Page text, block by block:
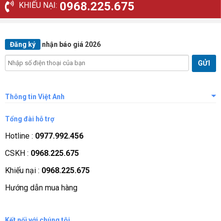
KHIẾU NẠI: 0968.225.675
Đăng ký nhận báo giá 2026
Thông tin Việt Anh
Giới thiệu công ty
Tầm nhìn sứ mệnh
Quá trình phát triển
Các chứng nhận
Liên hệ, góp ý
Tổng đài hỗ trợ
Hotline : 0977.992.456
CSKH : 0968.225.675
Khiếu nại : 0968.225.675
Hướng dẫn mua hàng